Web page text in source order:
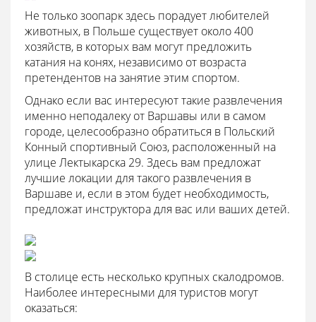
Не только зоопарк здесь порадует любителей
животных, в Польше существует около 400
хозяйств, в которых вам могут предложить
катания на конях, независимо от возраста
претендентов на занятие этим спортом.
Однако если вас интересуют такие развлечения
именно неподалеку от Варшавы или в самом
городе, целесообразно обратиться в Польский
Конный спортивный Союз, расположенный на
улице Лектыкарска 29. Здесь вам предложат
лучшие локации для такого развлечения в
Варшаве и, если в этом будет необходимость,
предложат инструктора для вас или ваших детей.
В столице есть несколько крупных скалодромов.
Наиболее интересными для туристов могут
оказаться: